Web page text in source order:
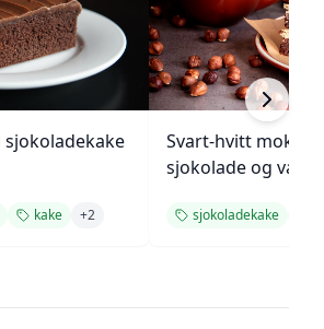
sjokoladekake
kake +2
Svart-hvitt
sjokolade og
sjokoladekake